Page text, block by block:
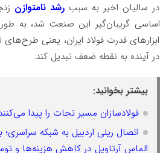
در سالیان اخیر به سبب رشد نامتوازن
اساسی گریبان‌گیر این صنعت شد، به
ابزارهای قدرت فولاد ایران، یعنی
در آینده به نقطه ضعف تبدیل کند.
بیشتر بخوانید:
فولادسازان مسیر نجات را پیدا
اتصال ریلی اردبیل به شبکه سراسری؛
الماس آرتاویل در کاهش هزینه‌ها و